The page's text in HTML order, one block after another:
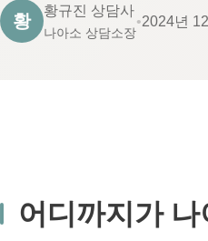
황
황규진 상담사
나아소 상담소장
•2024년
어디까지가